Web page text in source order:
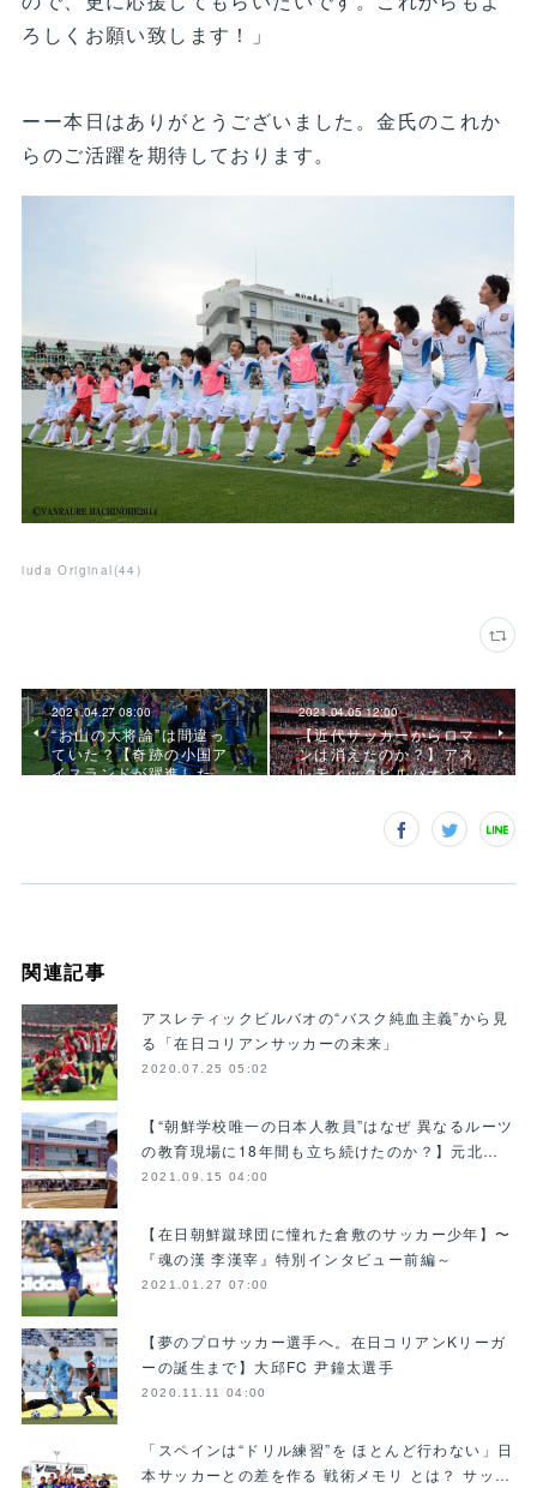
ろしくお願い致します！」
ーー本日はありがとうございました。金氏のこれか
らのご活躍を期待しております。
iuda Original (44 )
2021.04.27 08:00
“お山の大将論”は間違っ
ていた？【奇跡の小国ア
イスランドが躍進した…
2021.04.05 12:00
【近代サッカーからロマ
ンは消えたのか？】アス
レティックビルバオと…
関連記事
アスレティックビルバオの“バスク純血主義”から見
る「在日コリアンサッカーの未来」
2020.07.25 05:02
【“朝鮮学校唯一の日本人教員”はなぜ 異なるルーツ
の教育現場に18年間も立ち続けたのか？】元北…
2021.09.15 04:00
【在日朝鮮蹴球団に憧れた倉敷のサッカー少年】〜
『魂の漢 李漢宰』特別インタビュー前編～
2021.01.27 07:00
【夢のプロサッカー選手へ。在日コリアンKリーガ
ーの誕生まで】大邱FC 尹鐘太選手
2020.11.11 04:00
「スペインは“ドリル練習”を ほとんど行わない」日
本サッカーとの差を作る 戦術メモリ とは？ サッ…